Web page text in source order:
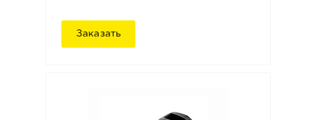
Заказать